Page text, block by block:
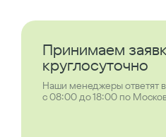
Принимаем
круглосуточно
Наши менеджеры ответят
с 08:00 до 18:00 по